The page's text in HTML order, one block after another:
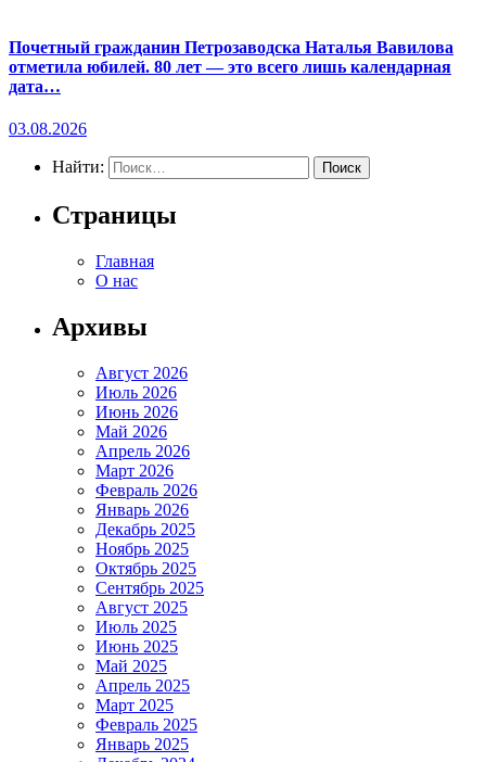
Почетный гражданин Петрозаводска Наталья Вавилова
отметила юбилей. 80 лет — это всего лишь календарная
дата…
03.08.2026
Найти:
Страницы
Главная
О нас
Архивы
Август 2026
Июль 2026
Июнь 2026
Май 2026
Апрель 2026
Март 2026
Февраль 2026
Январь 2026
Декабрь 2025
Ноябрь 2025
Октябрь 2025
Сентябрь 2025
Август 2025
Июль 2025
Июнь 2025
Май 2025
Апрель 2025
Март 2025
Февраль 2025
Январь 2025